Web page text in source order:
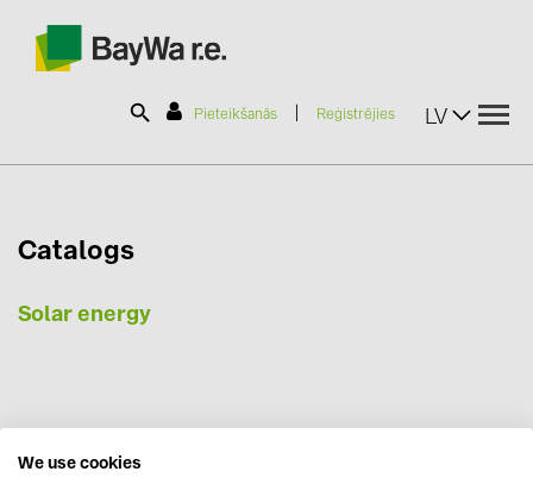
Pieteikšanās Reģistrējies LV
Jaunumi
Catalogs
Solar energy
We use cookies